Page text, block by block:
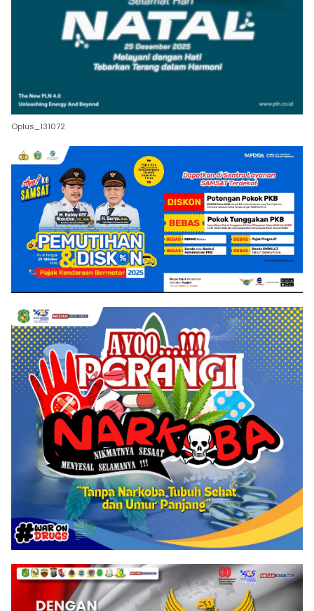
Oplus_131072